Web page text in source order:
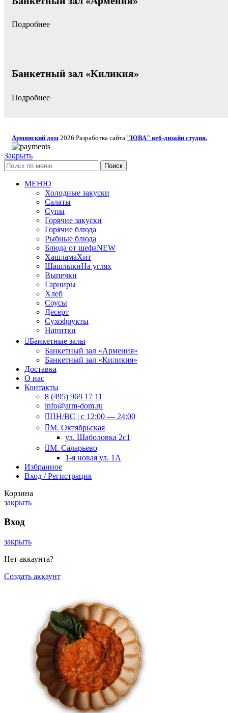
Подробнее
Банкетный зал «Киликия»
Подробнее
Армянский дом 2026 Разработка сайта "ЮВА" веб-дизайн студия.
Закрыть
Поиск
МЕНЮ
Холодные закуски
Салаты
Супы
Горячие закуски
Горячие блюда
Рыбные блюда
Блюда от шефаNEW
ХашламаХит
ШашлыкиНа углях
Выпечки
Гарниры
Хлеб
Соусы
Десерт
Сухофрукты
Напитки
Банкетные залы
Банкетный зал «Армения»
Банкетный зал «Киликия»
Доставка
О нас
Контакты
8 (495) 969 17 11
info@arm-dom.ru
ПН/ВС | c 12:00 — 24:00
М. Октябрьская
ул. Шаболовка 2с1
М. Саларьево
1-я новая ул. 1А
Избранное
Вход / Регистрация
Корзина
закрыть
Вход
закрыть
Нет аккаунта?
Создать аккаунт